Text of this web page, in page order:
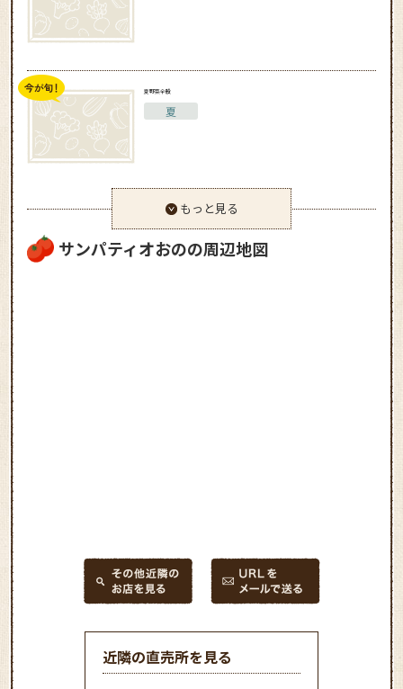
夏野菜全般
夏
もっと見る
サンパティオおのの周辺地図
近隣の直売所を見る